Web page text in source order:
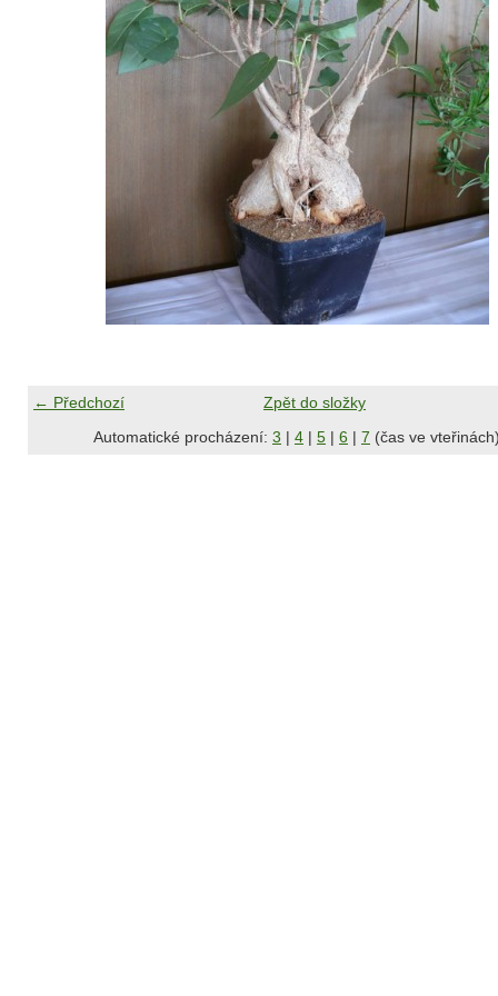
← Předchozí
Zpět do složky
Automatické procházení: 3 | 4 | 5 | 6 | 7 (čas ve